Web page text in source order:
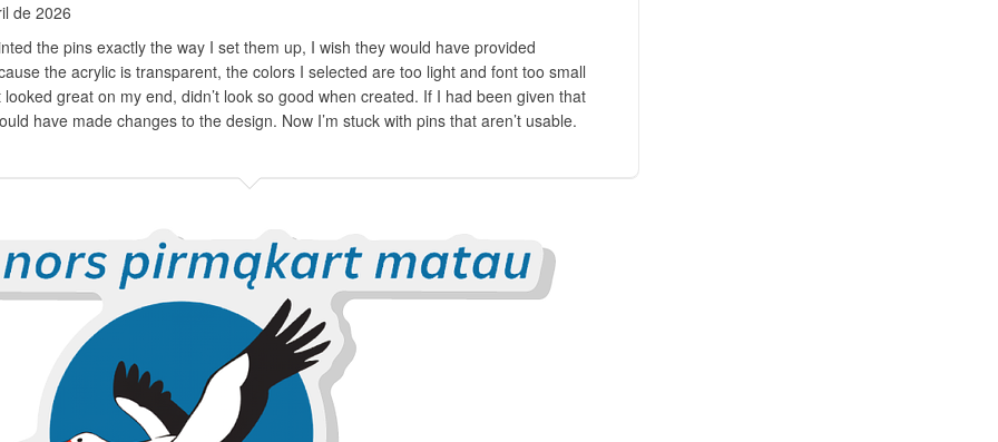
de 2026
the pins exactly the way I set them up, I wish they would have provided
the acrylic is transparent, the colors I selected are too light and font too small
great on my end, didn’t look so good when created. If I had been given that
have made changes to the design. Now I’m stuck with pins that aren’t usable.